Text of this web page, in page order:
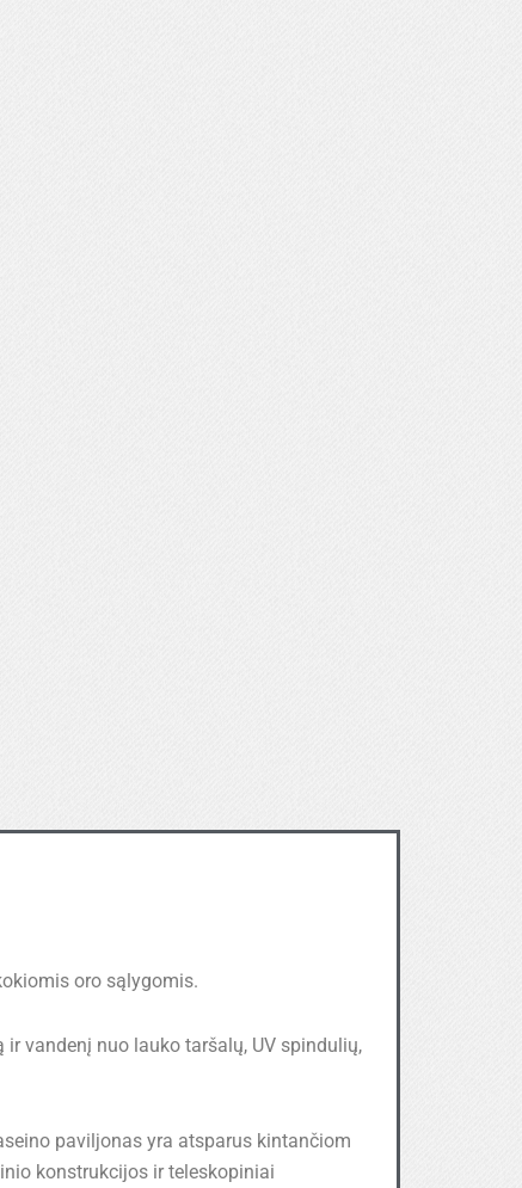
oro sąlygomis.
vandenį nuo lauko taršalų, UV spindulių,
paviljonas yra atsparus kintančiom
konstrukcijos ir teleskopiniai